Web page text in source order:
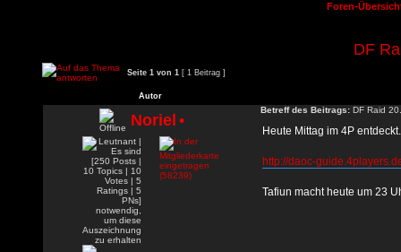
Foren-
DF
Seite 1 von 1 [ 1 Beitrag ]
Autor
Noriel •
Betreff des Beitrags: DF Raid
Heute Mittag im 4P entdeckt.
http://daoc-
Tafiun macht heute um 23